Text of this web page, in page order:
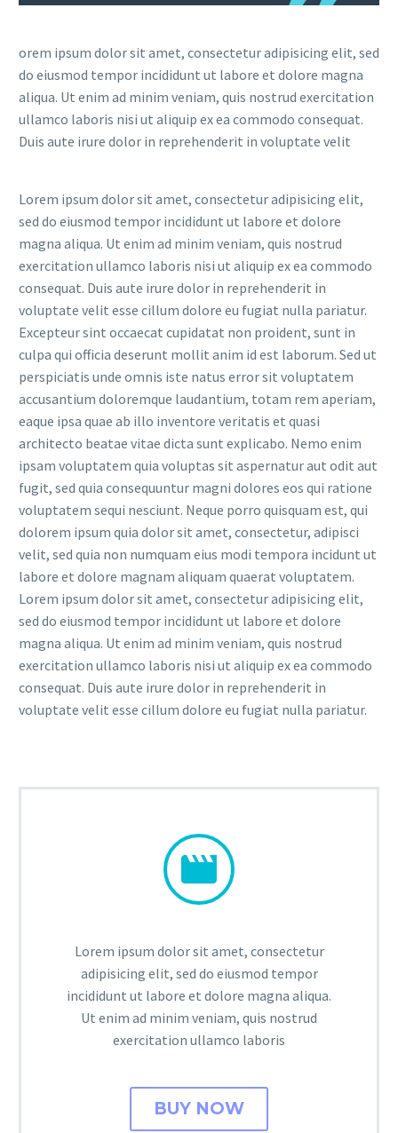
orem ipsum dolor sit amet, consectetur adipisicing elit, sed
do eiusmod tempor incididunt ut labore et dolore magna
aliqua. Ut enim ad minim veniam, quis nostrud exercitation
ullamco laboris nisi ut aliquip ex ea commodo consequat.
Duis aute irure dolor in reprehenderit in voluptate velit
Lorem ipsum dolor sit amet, consectetur adipisicing elit,
sed do eiusmod tempor incididunt ut labore et dolore
magna aliqua. Ut enim ad minim veniam, quis nostrud
exercitation ullamco laboris nisi ut aliquip ex ea commodo
consequat. Duis aute irure dolor in reprehenderit in
voluptate velit esse cillum dolore eu fugiat nulla pariatur.
Excepteur sint occaecat cupidatat non proident, sunt in
culpa qui officia deserunt mollit anim id est laborum. Sed ut
perspiciatis unde omnis iste natus error sit voluptatem
accusantium doloremque laudantium, totam rem aperiam,
eaque ipsa quae ab illo inventore veritatis et quasi
architecto beatae vitae dicta sunt explicabo. Nemo enim
ipsam voluptatem quia voluptas sit aspernatur aut odit aut
fugit, sed quia consequuntur magni dolores eos qui ratione
voluptatem sequi nesciunt. Neque porro quisquam est, qui
dolorem ipsum quia dolor sit amet, consectetur, adipisci
velit, sed quia non numquam eius modi tempora incidunt ut
labore et dolore magnam aliquam quaerat voluptatem.
Lorem ipsum dolor sit amet, consectetur adipisicing elit,
sed do eiusmod tempor incididunt ut labore et dolore
magna aliqua. Ut enim ad minim veniam, quis nostrud
exercitation ullamco laboris nisi ut aliquip ex ea commodo
consequat. Duis aute irure dolor in reprehenderit in
voluptate velit esse cillum dolore eu fugiat nulla pariatur.


Lorem ipsum dolor sit amet, consectetur
adipisicing elit, sed do eiusmod tempor
incididunt ut labore et dolore magna aliqua.
Ut enim ad minim veniam, quis nostrud
exercitation ullamco laboris
BUY NOW